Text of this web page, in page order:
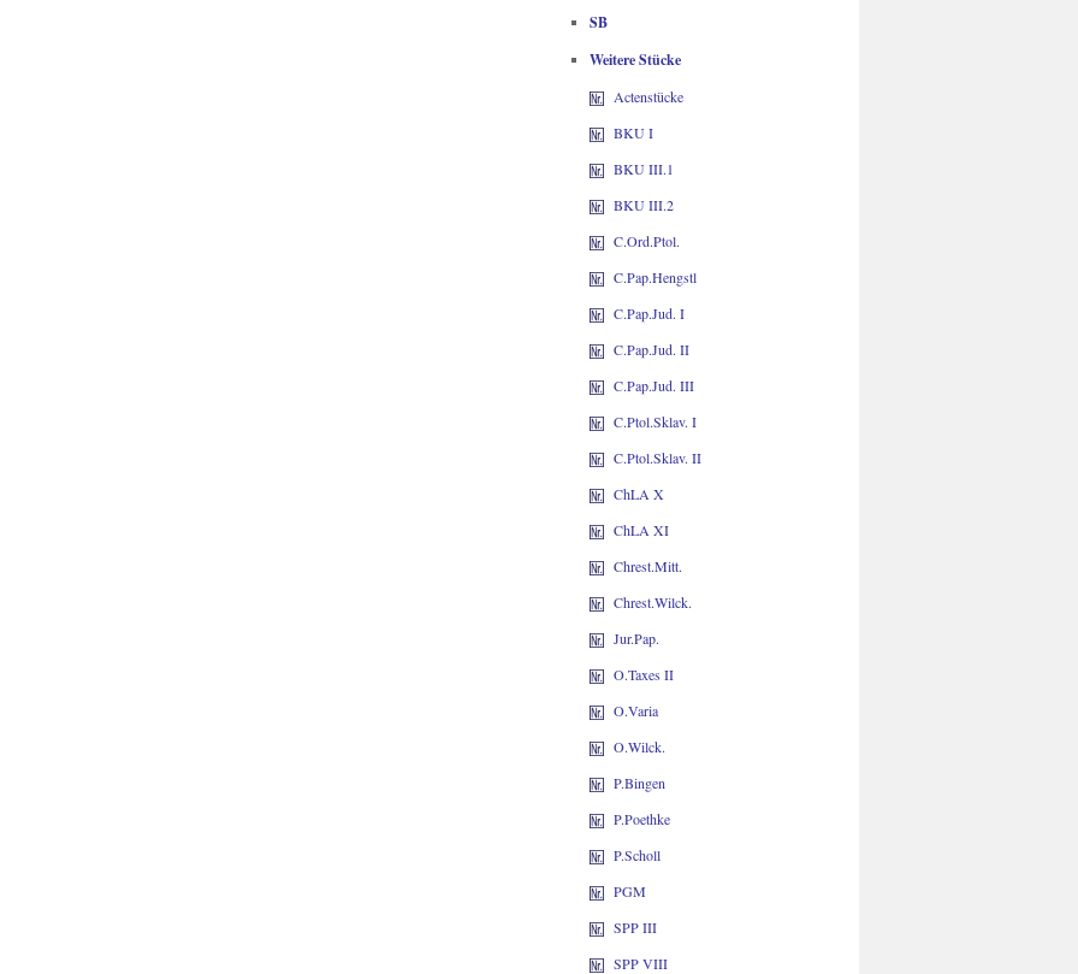
SB
Weitere Stücke
Actenstücke
BKU I
BKU III.1
BKU III.2
C.Ord.Ptol.
C.Pap.Hengstl
C.Pap.Jud. I
C.Pap.Jud. II
C.Pap.Jud. III
C.Ptol.Sklav. I
C.Ptol.Sklav. II
ChLA X
ChLA XI
Chrest.Mitt.
Chrest.Wilck.
Jur.Pap.
O.Taxes II
O.Varia
O.Wilck.
P.Bingen
P.Poethke
P.Scholl
PGM
SPP III
SPP VIII